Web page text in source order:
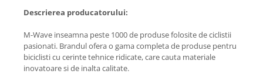
Descrierea producatorului:
M-Wave inseamna peste 1000 de produse folosite de ciclistii
pasionati. Brandul ofera o gama completa de produse pentru
biciclisti cu cerinte tehnice ridicate, care cauta materiale
inovatoare si de inalta calitate.